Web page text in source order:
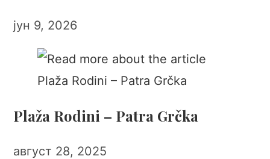
јун 9, 2026
Plaža Rodini – Patra Grčka
август 28, 2025